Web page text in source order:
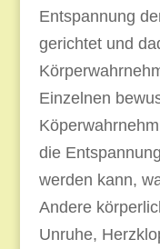
Entspannung
gerichtet und
Einzelnen
die
werden kann,
Andere
Unruhe,